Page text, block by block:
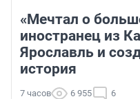
«Мечтал о
иностранец из
Ярославль и
история
7 часов 6 955 6